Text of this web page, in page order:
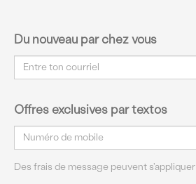
Du nouveau par chez vous
Courriel
Offres exclusives par textos
Courriel
Des frais de message peuvent s'appliquer